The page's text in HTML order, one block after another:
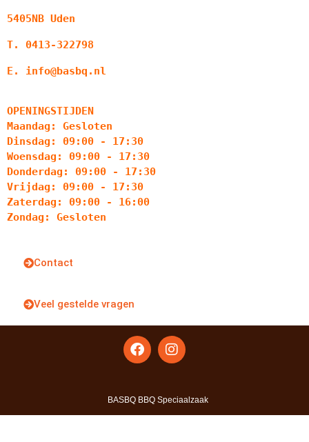
5405NB Uden
T. 0413-322798
E. info@basbq.nl
OPENINGSTIJDEN
Maandag: Gesloten
Dinsdag: 09:00 - 17:30
Woensdag: 09:00 - 17:30
Donderdag: 09:00 - 17:30
Vrijdag: 09:00 - 17:30
Zaterdag: 09:00 - 16:00
Zondag: Gesloten
Contact
Veel gestelde vragen
BASBQ BBQ Speciaalzaak